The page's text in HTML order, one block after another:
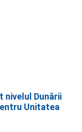
nivelul Dunării
Unitatea